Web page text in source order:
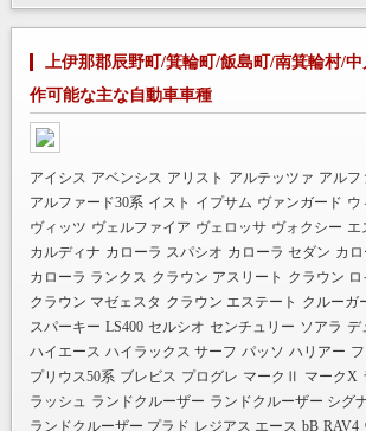
上伊那郡辰野町/箕輪町/飯島町/南箕輪村/中川村/宮田村で鍵製
作可能な主な自動車車種
アイシス アベンシス アリスト アルテッツァ アルフ
アルファード30系 イスト イプサム ヴァンガード ウ
ヴィッツ ヴェルファイア ヴェロッサ ヴォクシー エ
カルディナ カローラ スパシオ カローラ セダン カ
カローラ ランクス クラウン アスリート クラウン
クラウン マゼェスタ クラウン エステート クルーガ
スパーキー LS400 セルシオ センチュリー ソアラ デ
ハイエース ハイラックス サーフ パッソ ハリアー
プリウス50系 ブレビス プログレ マークⅡ マークX
ラッシュ ランドクルーザー ランドクルーザー シグ
ランドクルーザー プラド レジアス エース bB RAV4